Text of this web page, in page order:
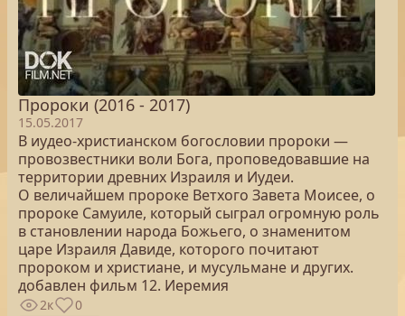
Пророки (2016 - 2017)
15.05.2017
В иудео-христианском богословии пророки —
провозвестники воли Бога, проповедовавшие на
территории древних Израиля и Иудеи.
О величайшем пророке Ветхого Завета Моисее, о
пророке Самуиле, который сыграл огромную роль
в становлении народа Божьего, о знаменитом
царе Израиля Давиде, которого почитают
пророком и христиане, и мусульмане и других.
добавлен фильм 12. Иеремия
2к 0